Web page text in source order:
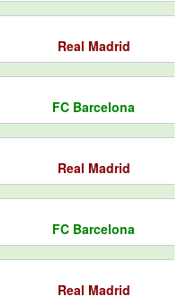
Real Madrid
FC Barcelona
Real Madrid
FC Barcelona
Real Madrid